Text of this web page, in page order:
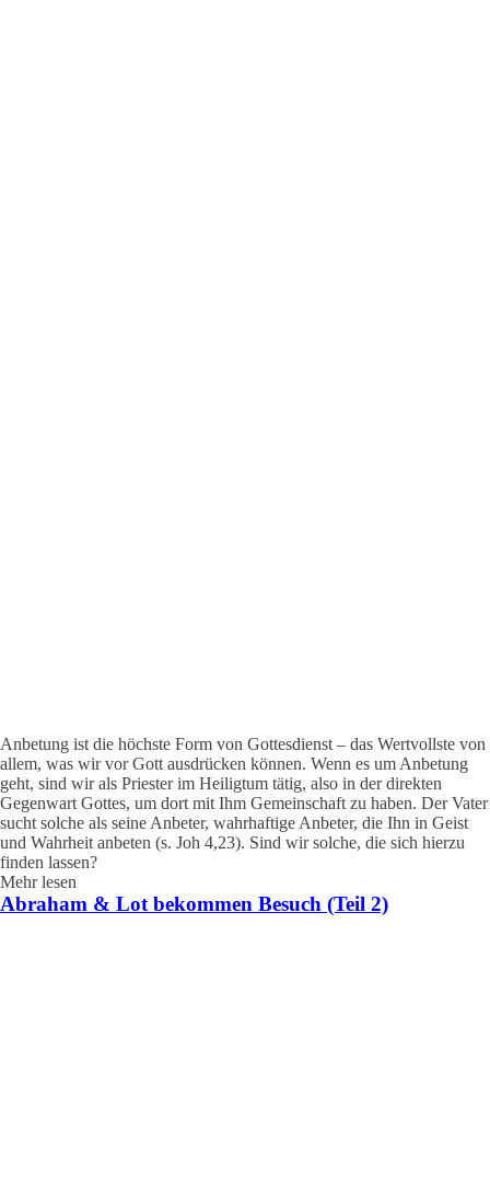
Anbetung ist die höchste Form von Gottesdienst – das Wertvollste von
allem, was wir vor Gott ausdrücken können. Wenn es um Anbetung
geht, sind wir als Priester im Heiligtum tätig, also in der direkten
Gegenwart Gottes, um dort mit Ihm Gemeinschaft zu haben. Der Vater
sucht solche als seine Anbeter, wahrhaftige Anbeter, die Ihn in Geist
und Wahrheit anbeten (s. Joh 4,23). Sind wir solche, die sich hierzu
finden lassen?
Mehr lesen
Abraham & Lot bekommen Besuch (Teil 2)